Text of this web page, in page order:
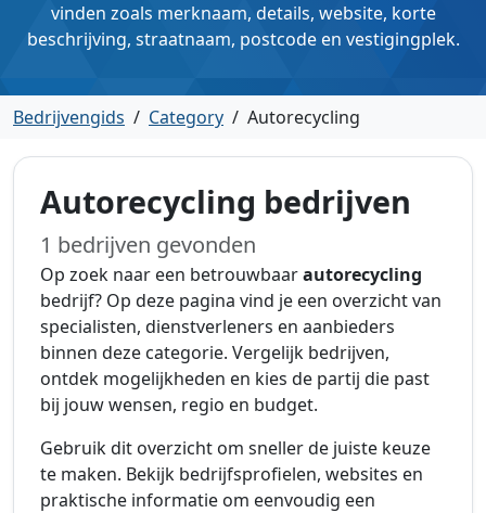
vinden zoals merknaam, details, website, korte
beschrijving, straatnaam, postcode en vestigingplek.
Bedrijvengids / Category / Autorecycling
Autorecycling bedrijven
1 bedrijven gevonden
Op zoek naar een betrouwbaarautorecycling
bedrijf? Op deze pagina vind je een overzicht van
specialisten, dienstverleners en aanbieders
binnen deze categorie. Vergelijk bedrijven,
ontdek mogelijkheden en kies de partij die past
bij jouw wensen, regio en budget.
Gebruik dit overzicht om sneller de juiste keuze
te maken. Bekijk bedrijfsprofielen, websites en
praktische informatie om eenvoudig een